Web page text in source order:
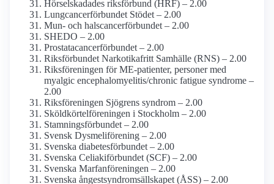
Hörselskadades riksförbund (HRF) – 2.00
Lungcancer­förbundet Stödet – 2.00
Mun- och halscancerförbundet – 2.00
SHEDO – 2.00
Prostatacancer­förbundet – 2.00
Riksförbundet Narkotikafritt Samhälle (RNS) – 2.00
Riksföreningen för ME-patienter, personer med
myalgic encephalo­myelitis/­chronic fatigue syndrome –
2.00
Riksföreningen Sjögrens syndrom – 2.00
Sköldkörtel­föreningen i Stockholm – 2.00
Stamnings­förbundet – 2.00
Svensk Dysmeliförening – 2.00
Svenska diabetes­förbundet – 2.00
Svenska Celiaki­förbundet (SCF) – 2.00
Svenska Marfan­föreningen – 2.00
Svenska ångestsyndrom­sällskapet (ÅSS) – 2.00